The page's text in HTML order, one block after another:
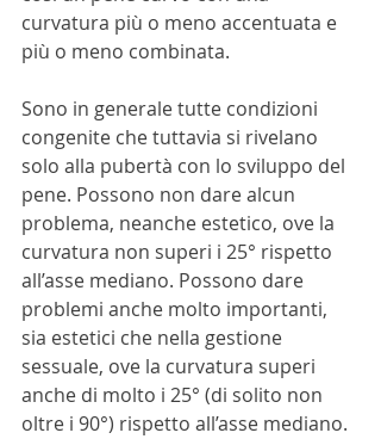
curvatura più o meno accentuata e
più o meno combinata.
Sono in generale tutte condizioni
congenite che tuttavia si rivelano
solo alla pubertà con lo sviluppo del
pene. Possono non dare alcun
problema, neanche estetico, ove la
curvatura non superi i 25° rispetto
all’asse mediano. Possono dare
problemi anche molto importanti,
sia estetici che nella gestione
sessuale, ove la curvatura superi
anche di molto i 25° (di solito non
oltre i 90°) rispetto all’asse mediano.